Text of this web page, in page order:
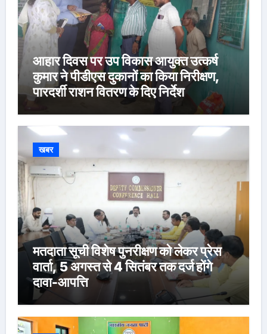
आहार दिवस पर उप विकास आयुक्त उत्कर्ष
कुमार ने पीडीएस दुकानों का किया निरीक्षण,
पारदर्शी राशन वितरण के दिए निर्देश
खबर
मतदाता सूची विशेष पुनरीक्षण को लेकर प्रेस
वार्ता, 5 अगस्त से 4 सितंबर तक दर्ज होंगे
दावा-आपत्ति